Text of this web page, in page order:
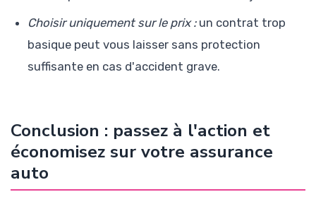
Choisir uniquement sur le prix :un contrat trop
basique peut vous laisser sans protection
suffisante en cas d'accident grave.
Conclusion : passez à l'action et
économisez sur votre assurance
auto